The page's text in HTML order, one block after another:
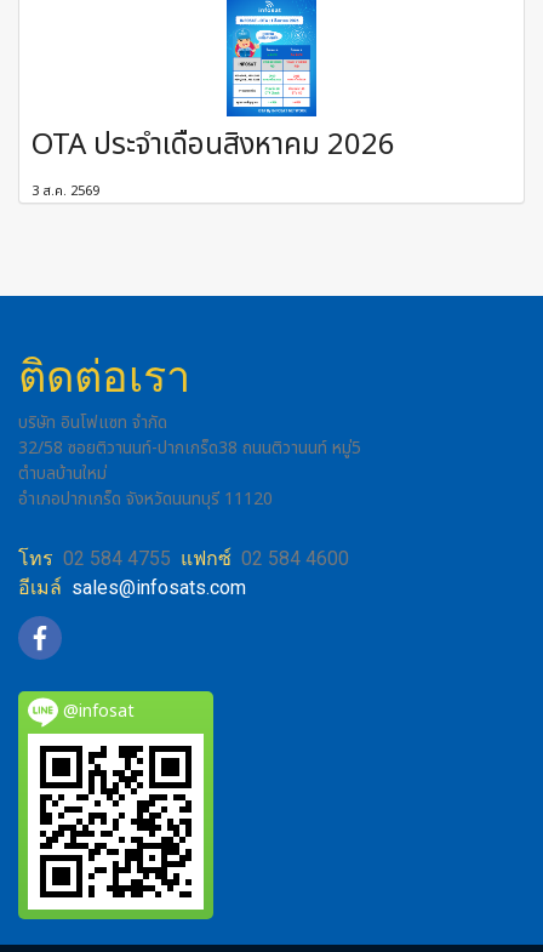
OTA ประจำเดือนสิงหาคม 2026
3 ส.ค. 2569
ติดต่อเรา
บริษัท อินโฟแซท จำกัด
32/58 ซอยติวานนท์-ปากเกร็ด38 ถนนติวานนท์ หมู่5
ตำบลบ้านใหม่
อำเภอปากเกร็ด จังหวัดนนทบุรี 11120
โทร 02 584 4755 แฟกซ์ 02 584 4600
อีเมล์ sales@infosats.com
@infosat